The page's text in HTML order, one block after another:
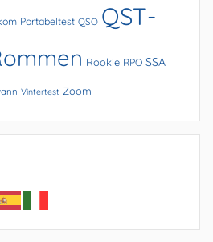
Portabeltest QSO QST-
Rookie RPO SSA
Vintertest Zoom